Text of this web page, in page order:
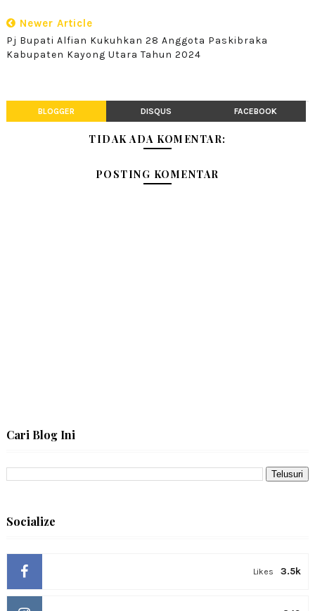
Newer Article
Pj Bupati Alfian Kukuhkan 28 Anggota Paskibraka
Kabupaten Kayong Utara Tahun 2024
BLOGGER DISQUS FACEBOOK
TIDAK ADA KOMENTAR:
POSTING KOMENTAR
Cari Blog Ini
Socialize
3.5k
Likes